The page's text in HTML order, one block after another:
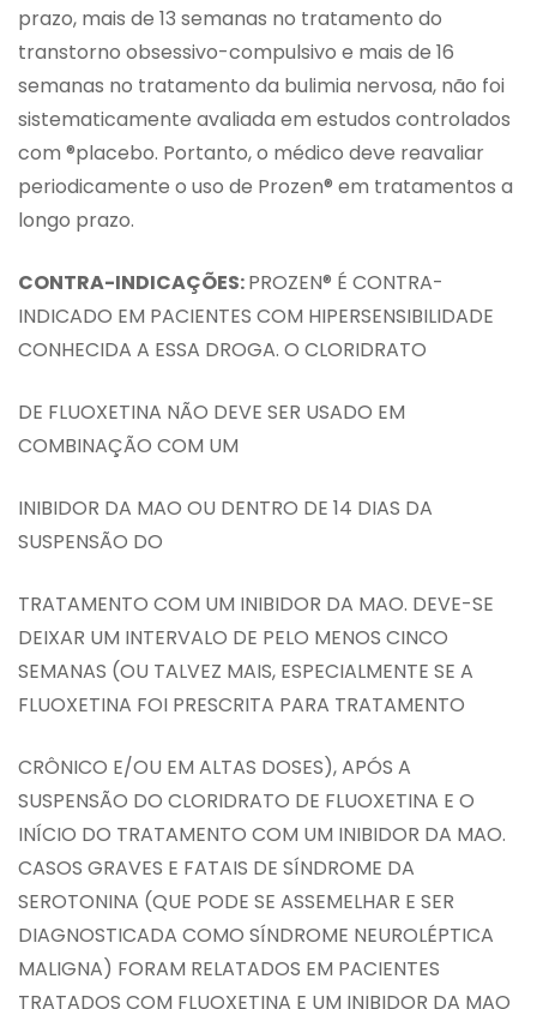
prazo, mais de 13 semanas no tratamento do
transtorno obsessivo-compulsivo e mais de 16
semanas no tratamento da bulimia nervosa, não foi
sistematicamente avaliada em estudos controlados
com ®placebo. Portanto, o médico deve reavaliar
periodicamente o uso de Prozen® em tratamentos a
longo prazo.
CONTRA-INDICAÇÕES:PROZEN® É CONTRA-
INDICADO EM PACIENTES COM HIPERSENSIBILIDADE
CONHECIDA A ESSA DROGA. O CLORIDRATO
DE FLUOXETINA NÃO DEVE SER USADO EM
COMBINAÇÃO COM UM
INIBIDOR DA MAO OU DENTRO DE 14 DIAS DA
SUSPENSÃO DO
TRATAMENTO COM UM INIBIDOR DA MAO. DEVE-SE
DEIXAR UM INTERVALO DE PELO MENOS CINCO
SEMANAS (OU TALVEZ MAIS, ESPECIALMENTE SE A
FLUOXETINA FOI PRESCRITA PARA TRATAMENTO
CRÔNICO E/OU EM ALTAS DOSES), APÓS A
SUSPENSÃO DO CLORIDRATO DE FLUOXETINA E O
INÍCIO DO TRATAMENTO COM UM INIBIDOR DA MAO.
CASOS GRAVES E FATAIS DE SÍNDROME DA
SEROTONINA (QUE PODE SE ASSEMELHAR E SER
DIAGNOSTICADA COMO SÍNDROME NEUROLÉPTICA
MALIGNA) FORAM RELATADOS EM PACIENTES
TRATADOS COM FLUOXETINA E UM INIBIDOR DA MAO